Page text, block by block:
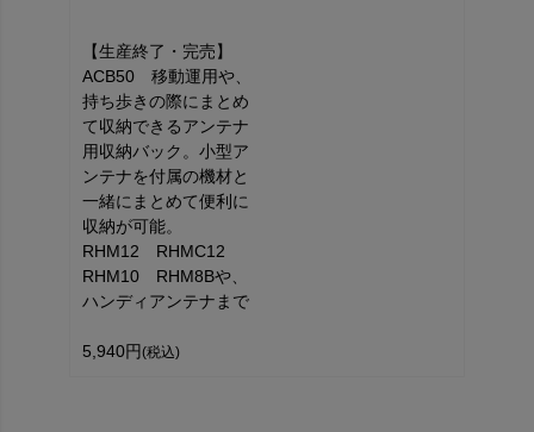
【生産終了・完売】
ACB50 移動運用や、
持ち歩きの際にまとめ
て収納できるアンテナ
用収納バック。小型ア
ンテナを付属の機材と
一緒にまとめて便利に
収納が可能。
RHM12 RHMC12
RHM10 RHM8Bや、
ハンディアンテナまで
5,940円 (税込)